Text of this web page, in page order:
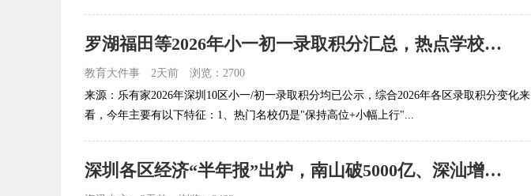
罗湖福田等2026年小一初一录取积分汇总，热点学校积分攀升
教育大件事 2天前
浏览：2700
来源：乐有家2026年深圳10区小一/初一录取积分均已公示，综合2026年各区录取积分变化来
看，今年主要有以下特征：1、热门名校仍是"保持高位+小幅上行"...
深圳各区经济“半年报”出炉，南山破5000亿、深汕增速30.2%